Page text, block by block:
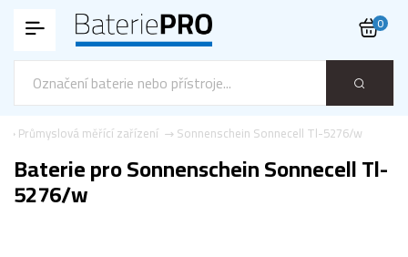
0
Sonnenschein Sonnecell Tl-5276/w
Průmyslová měřící zařízení
Baterie pro Sonnenschein Sonnecell Tl-
5276/w